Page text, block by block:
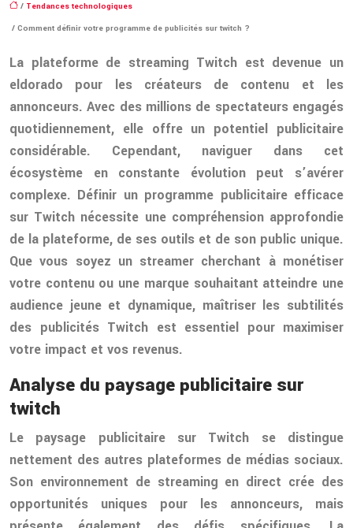
/ Tendances technologiques
/ Comment définir votre programme de publicités sur twitch ?
La plateforme de streaming Twitch est devenue un
eldorado pour les créateurs de contenu et les
annonceurs. Avec des millions de spectateurs engagés
quotidiennement, elle offre un potentiel publicitaire
considérable. Cependant, naviguer dans cet
écosystème en constante évolution peut s’avérer
complexe. Définir un programme publicitaire efficace
sur Twitch nécessite une compréhension approfondie
de la plateforme, de ses outils et de son public unique.
Que vous soyez un streamer cherchant à monétiser
votre contenu ou une marque souhaitant atteindre une
audience jeune et dynamique, maîtriser les subtilités
des publicités Twitch est essentiel pour maximiser
votre impact et vos revenus.
Analyse du paysage publicitaire sur
twitch
Le paysage publicitaire sur Twitch se distingue
nettement des autres plateformes de médias sociaux.
Son environnement de streaming en direct crée des
opportunités uniques pour les annonceurs, mais